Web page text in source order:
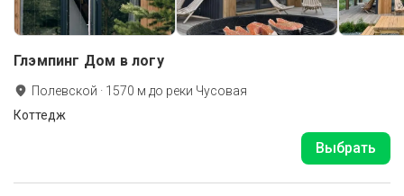
Глэмпинг Дом в логу
Полевской · 1570 м до реки Чусовая
Коттедж
Выбрать